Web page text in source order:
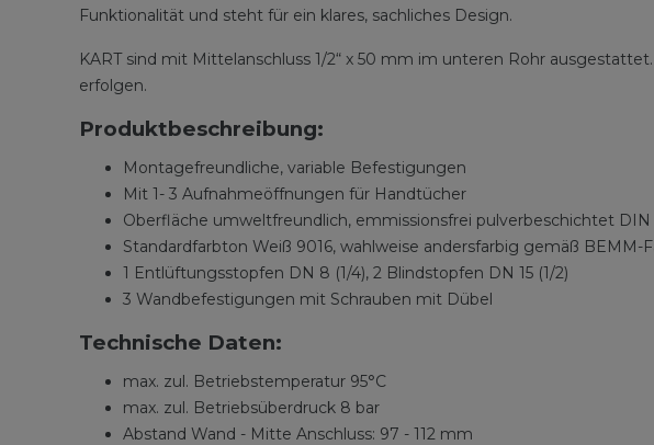
Funktionalität und steht für ein klares, sachliches Design.
KART sind mit Mittelanschluss 1/2“ x 50 mm im unteren Rohr
erfolgen.
Produktbeschreibung:
Montagefreundliche, variable Befestigungen
Mit 1- 3 Aufnahmeöffnungen für Handtücher
Oberfläche umweltfreundlich, emmissionsfrei pulverbeschichtet DIN
Standardfarbton Weiß 9016, wahlweise andersfarbig gemäß BEMM-
1 Entlüftungsstopfen DN 8 (1/4), 2 Blindstopfen DN 15 (1/2)
3 Wandbefestigungen mit Schrauben mit Dübel
Technische Daten:
max. zul. Betriebstemperatur 95°C
max. zul. Betriebsüberdruck 8 bar
Abstand Wand - Mitte Anschluss: 97 - 112 mm